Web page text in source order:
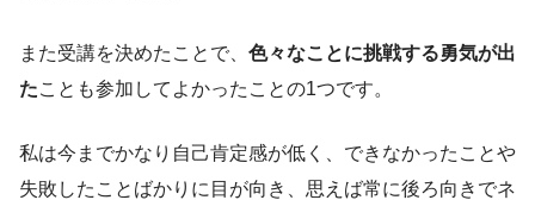
また受講を決めたことで、 色々なことに挑戦する勇気が出
たことも参加してよかったことの1つです。
私は今までかなり自己肯定感が低く、できなかったことや
失敗したことばかりに目が向き、思えば常に後ろ向きでネ